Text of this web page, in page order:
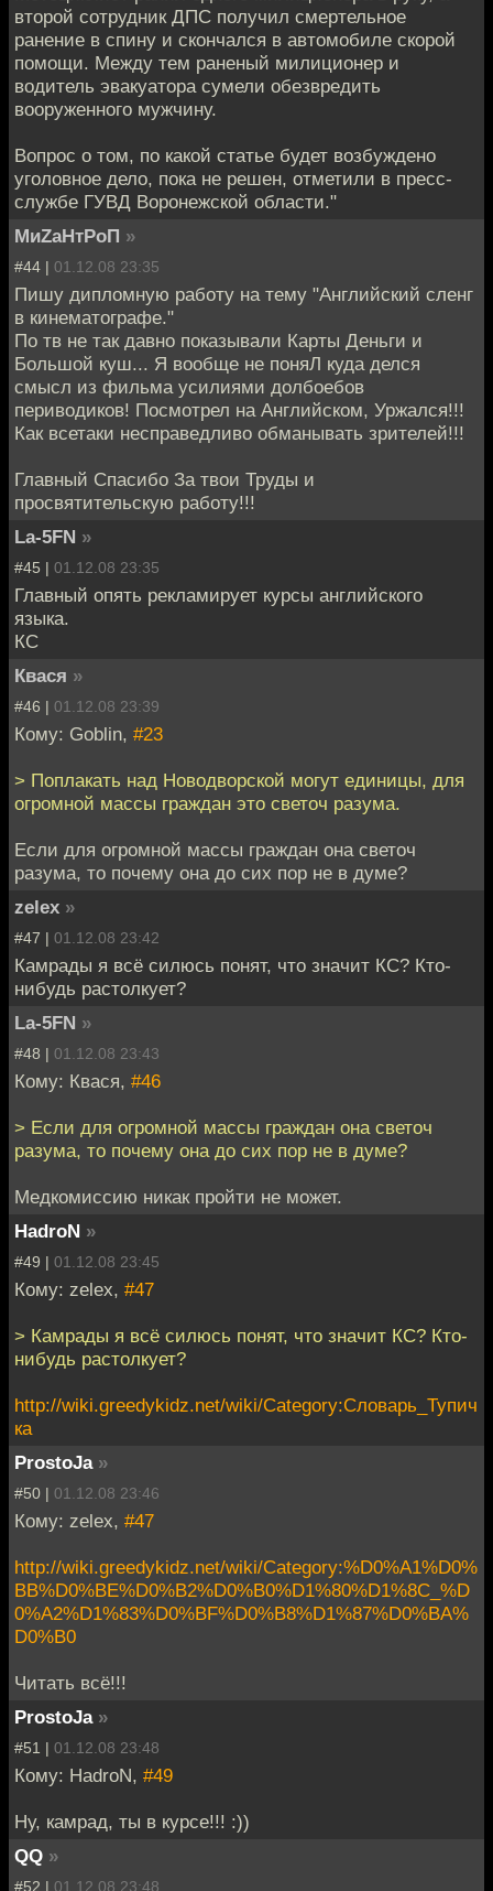
второй сотрудник ДПС получил смертельное
ранение в спину и скончался в автомобиле скорой
помощи. Между тем раненый милиционер и
водитель эвакуатора сумели обезвредить
вооруженного мужчину.
Вопрос о том, по какой статье будет возбуждено
уголовное дело, пока не решен, отметили в пресс-
службе ГУВД Воронежской области."
МиZаНтРоП »
#44 | 01.12.08 23:35
Пишу дипломную работу на тему "Английский сленг
в кинематографе."
По тв не так давно показывали Карты Деньги и
Большой куш... Я вообще не поняЛ куда делся
смысл из фильма усилиями долбоебов
периводиков! Посмотрел на Английском, Уржался!!!
Как всетаки несправедливо обманывать зрителей!!!
Главный Спасибо За твои Труды и
просвятительскую работу!!!
La-5FN »
#45 | 01.12.08 23:35
Главный опять рекламирует курсы английского
языка.
КС
Квася »
#46 | 01.12.08 23:39
Кому: Goblin, #23
> Поплакать над Новодворской могут единицы, для
огромной массы граждан это светоч разума.
Если для огромной массы граждан она светоч
разума, то почему она до сих пор не в думе?
zelex »
#47 | 01.12.08 23:42
Камрады я всё силюсь понят, что значит КС? Кто-
нибудь растолкует?
La-5FN »
#48 | 01.12.08 23:43
Кому: Квася, #46
> Если для огромной массы граждан она светоч
разума, то почему она до сих пор не в думе?
Медкомиссию никак пройти не может.
HadroN »
#49 | 01.12.08 23:45
Кому: zelex, #47
> Камрады я всё силюсь понят, что значит КС? Кто-
нибудь растолкует?
http://wiki.greedykidz.net/wiki/Category:Словарь_Тупич
ка
ProstoJa »
#50 | 01.12.08 23:46
Кому: zelex, #47
http://wiki.greedykidz.net/wiki/Category:%D0%A1%D0%
BB%D0%BE%D0%B2%D0%B0%D1%80%D1%8C_%D
0%A2%D1%83%D0%BF%D0%B8%D1%87%D0%BA%
D0%B0
Читать всё!!!
ProstoJa »
#51 | 01.12.08 23:48
Кому: HadroN, #49
Ну, камрад, ты в курсе!!! :))
QQ »
#52 | 01.12.08 23:48